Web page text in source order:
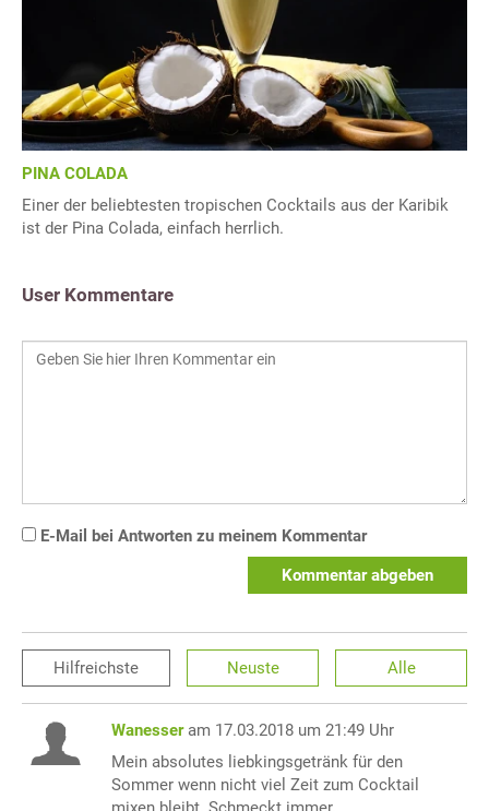
PINA COLADA
Einer der beliebtesten tropischen Cocktails aus der Karibik
ist der Pina Colada, einfach herrlich.
User Kommentare
E-Mail bei Antworten zu meinem Kommentar
Kommentar abgeben
Hilfreichste Neuste Alle
Wanesser am 17.03.2018 um 21:49 Uhr
Mein absolutes liebkingsgetränk für den
Sommer wenn nicht viel Zeit zum Cocktail